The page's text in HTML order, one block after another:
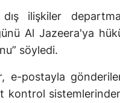
dış ilişkiler
Al Jazeera'ya
söyledi.
e-postayla
kontrol